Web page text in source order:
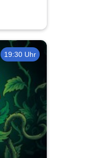
19:30 Uhr